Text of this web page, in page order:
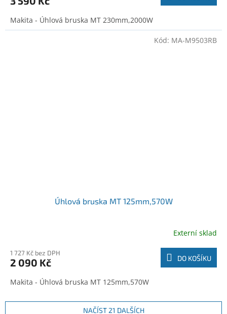
Makita - Úhlová bruska MT 230mm,2000W
Úhlová bruska MT 125mm,570W
Externí sklad
1 727 Kč bez DPH
2 090 Kč DO KOŠÍKU
Makita - Úhlová bruska MT 125mm,570W
Kód: MA-M9503RB
NAČÍST 21 DALŠÍCH